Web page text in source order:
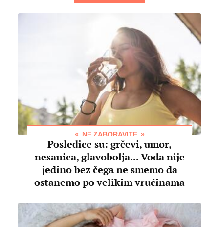
NE ZABORAVITE
Posledice su: grčevi, umor,
nesanica, glavobolja... Voda nije
jedino bez čega ne smemo da
ostanemo po velikim vrućinama